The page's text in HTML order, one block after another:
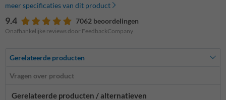
meer specificaties van dit product
9.4 7062 beoordelingen
Onafhankelijke reviews door FeedbackCompany
Gerelateerde producten
Vragen over product
Gerelateerde producten / alternatieven